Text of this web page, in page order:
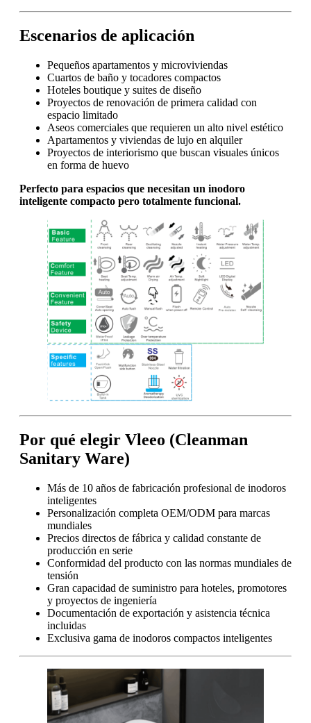
Escenarios de aplicación
Pequeños apartamentos y microviviendas
Cuartos de baño y tocadores compactos
Hoteles boutique y suites de diseño
Proyectos de renovación de primera calidad con
espacio limitado
Aseos comerciales que requieren un alto nivel estético
Apartamentos y viviendas de lujo en alquiler
Proyectos de interiorismo que buscan visuales únicos
en forma de huevo
Perfecto para espacios que necesitan un inodoro
inteligente compacto pero totalmente funcional.
Por qué elegir Vleeo (Cleanman
Sanitary Ware)
Más de 10 años de fabricación profesional de inodoros
inteligentes
Personalización completa OEM/ODM para marcas
mundiales
Precios directos de fábrica y calidad constante de
producción en serie
Conformidad del producto con las normas mundiales de
tensión
Gran capacidad de suministro para hoteles, promotores
y proyectos de ingeniería
Documentación de exportación y asistencia técnica
incluidas
Exclusiva gama de inodoros compactos inteligentes